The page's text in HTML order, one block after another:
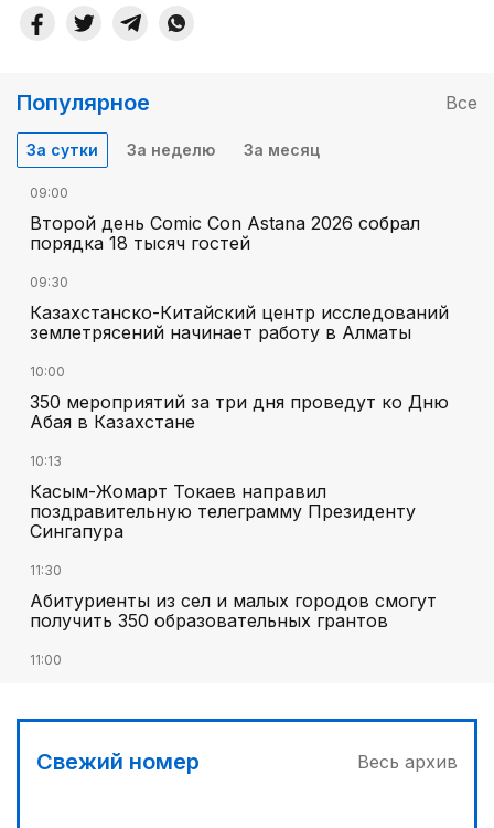
Популярное Все
За сутки За неделю За месяц
09:00
Второй день Comic Con Astana 2026 собрал
порядка 18 тысяч гостей
09:30
Казахстанско-Китайский центр исследований
землетрясений начинает работу в Алматы
10:00
350 мероприятий за три дня проведут ко Дню
Абая в Казахстане
10:13
Касым-Жомарт Токаев направил
поздравительную телеграмму Президенту
Сингапура
11:30
Абитуриенты из сел и малых городов смогут
получить 350 образовательных грантов
11:00
МЧС запустило новые станции мониторинга
Свежий номер Весь архив